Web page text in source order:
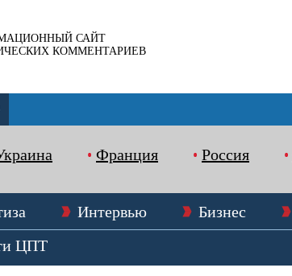
САЙТ
КОММЕНТАРИЕВ
Франция Россия
Интервью Бизнес
ЦПТ